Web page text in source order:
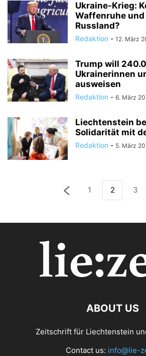
Ukraine-Krieg:
Waffenruhe
Russland?
Redaktion - 12. März
Trump will
Ukrainerinnen
ausweisen
Redaktion - 6. März
Liechtenstein
Solidarität mit
Redaktion - 5. März
1 2 3
ABOUT US
Zeitschrift für Liechtenstein
Contact us: info@lie-